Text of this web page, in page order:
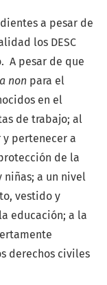
a pesar de
los DESC
A pesar de que
non para el
en el
de trabajo; al
pertenecer a
de la
a un nivel
vestido y
educación; a la
derechos civiles